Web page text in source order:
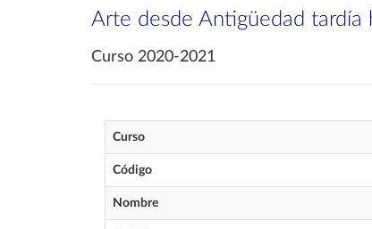
Arte desde Antigüedad tardía
Curso 2020-2021
Curso
Código
Nombre